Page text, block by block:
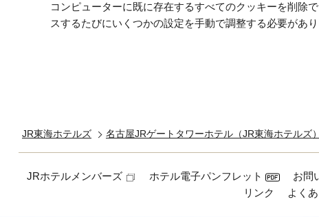
コンピューターに既に存在するすべてのクッキーを削除
スするたびにいくつかの設定を手動で調整する必要があ
JR東海ホテルズ 名古屋JRゲートタワーホテル（JR東海ホテルズ
JRホテルメンバーズ ホテル電子パンフレット お問
リンク
よく